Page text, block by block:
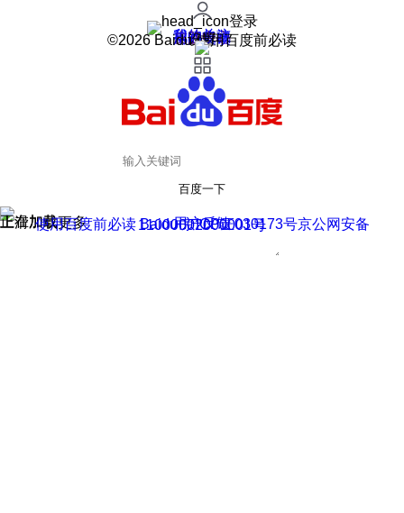
登录
我的关注
我的收藏
皮肤中心
用户反馈
设置
©2026 Baidu 使用百度前必读
百度一下
正在加载
上滑加载更多 用户反馈
使用百度前必读 Baidu 京ICP证030173号
京公网安备11000002000001号